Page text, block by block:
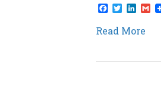
F
a
c
e
o
T
w
i
t
r
L
n
k
I
G
m
Read More